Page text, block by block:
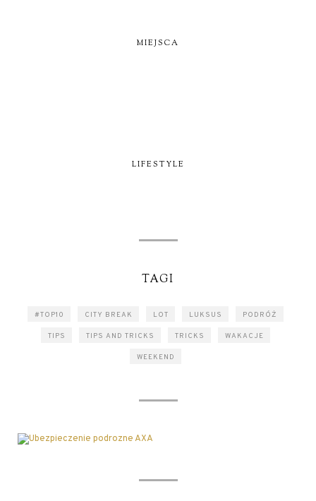
MIEJSCA
LIFESTYLE
TAGI
#TOP10 CITY BREAK LOT LUKSUS PODRÓŻ
TIPS TIPS AND TRICKS TRICKS WAKACJE
WEEKEND